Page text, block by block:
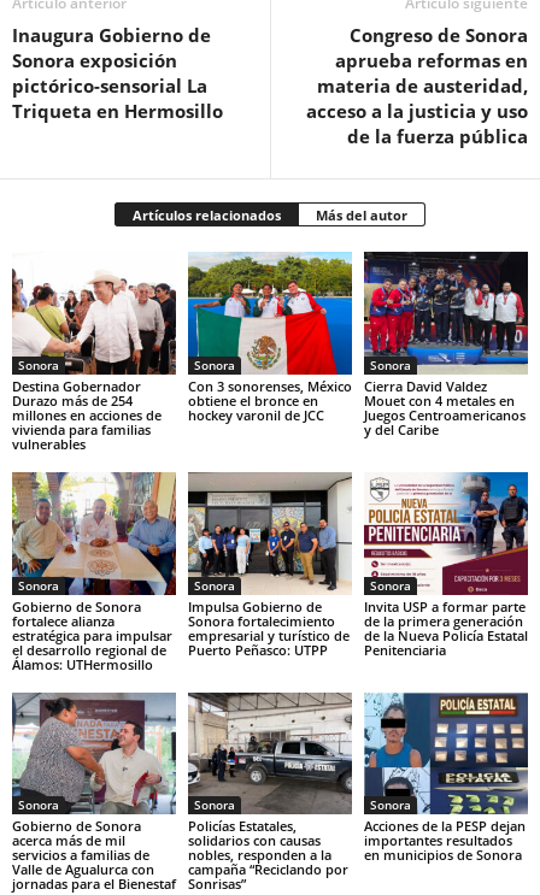
Inaugura Gobierno de
Sonora exposición
pictórico-sensorial La
Triqueta en Hermosillo
Congreso de Sonora
aprueba reformas en
materia de austeridad,
acceso a la justicia y uso
de la fuerza pública
Artículos relacionados Más del autor
Sonora
Destina Gobernador
Durazo más de 254
millones en acciones de
vivienda para familias
vulnerables
Sonora
Con 3 sonorenses, México
obtiene el bronce en
hockey varonil de JCC
Sonora
Cierra David Valdez
Mouet con 4 metales en
Juegos Centroamericanos
y del Caribe
Sonora
Gobierno de Sonora
fortalece alianza
estratégica para impulsar
el desarrollo regional de
Álamos: UTHermosillo
Sonora
Impulsa Gobierno de
Sonora fortalecimiento
empresarial y turístico de
Puerto Peñasco: UTPP
Sonora
Invita USP a formar parte
de la primera generación
de la Nueva Policía Estatal
Penitenciaria
Sonora
Gobierno de Sonora
acerca más de mil
servicios a familias de
Valle de Agualurca con
jornadas para el Bienestaf
Sonora
Policías Estatales,
solidarios con causas
nobles, responden a la
campaña “Reciclando por
Sonrisas”
Sonora
Acciones de la PESP dejan
importantes resultados
en municipios de Sonora